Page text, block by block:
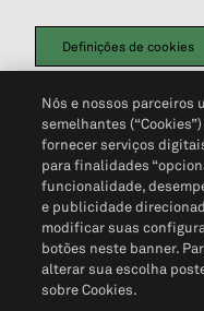
Definições de cookies
Política de Privacidade
Não Venda Minhas
Nós e nossos parceiros
semelhantes
fornecer serviços
para finalidades
funcionalidade,
e publicidade
modificar suas
botões neste banner.
alterar sua escolha
sobre Cookies.